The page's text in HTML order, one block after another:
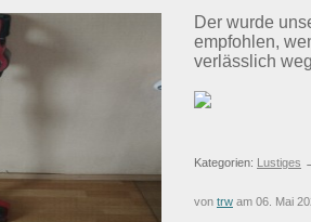
Der wurde
empfohlen,
verlässlich
Kategorien: Lustiges
von trw am 06. Mai